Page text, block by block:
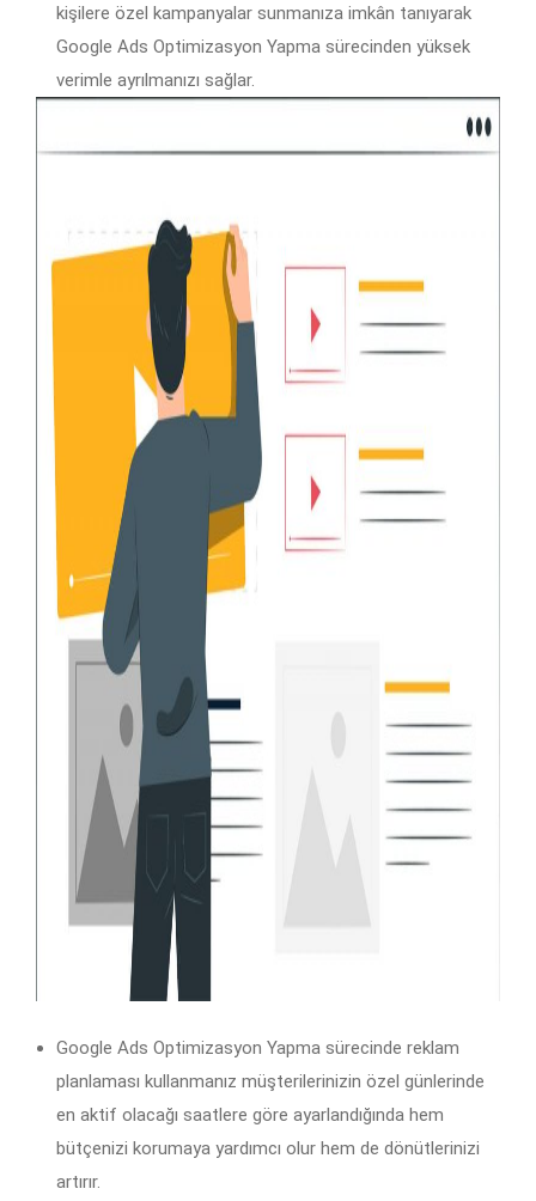
kişilere özel kampanyalar sunmanıza imkân tanıyarak
Google Ads Optimizasyon Yapma sürecinden yüksek
verimle ayrılmanızı sağlar.
Google Ads Optimizasyon Yapma sürecinde reklam
planlaması kullanmanız müşterilerinizin özel günlerinde
en aktif olacağı saatlere göre ayarlandığında hem
bütçenizi korumaya yardımcı olur hem de dönütlerinizi
artırır.